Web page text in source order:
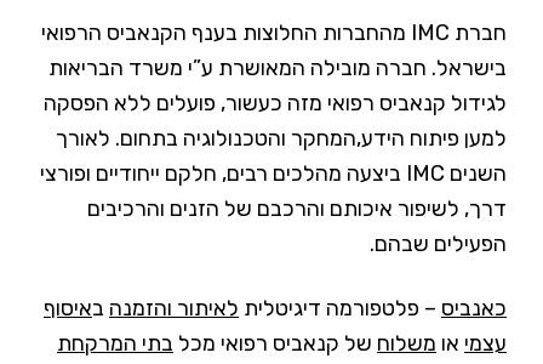
חברת IMC מהחברות החלוצות בענף הקנאביס הרפואי
בישראל. חברה מובילה המאושרת ע”י משרד הבריאות
לגידול קנאביס רפואי מזה כעשור, פועלים ללא הפסקה
למען פיתוח הידע,המחקר והטכנולוגיה בתחום. לאורך
השנים IMC ביצעה מהלכים רבים, חלקם ייחודיים ופורצי
דרך, לשיפור איכותם והרכבם של הזנים והרכיבים
הפעילים שבהם.
כאנביס – פלטפורמה דיגיטלית לאיתור והזמנה באיסוף
עצמי או משלוח של קנאביס רפואי מכל בתי המרקחת